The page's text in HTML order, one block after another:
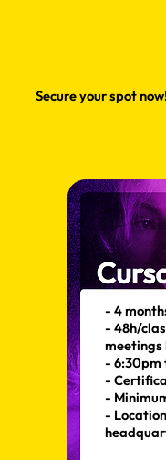
Secure your spot now!
- 4
- 48h/
meetings
- 6:30pm
-
-
-